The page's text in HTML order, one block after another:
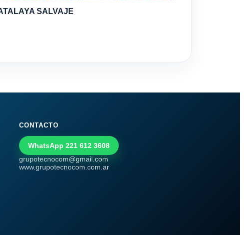
SALVAJE
CONTACTO
WhatsApp 221 612 3608
grupotecnocom@gmail.com
www.grupotecnocom.com.ar